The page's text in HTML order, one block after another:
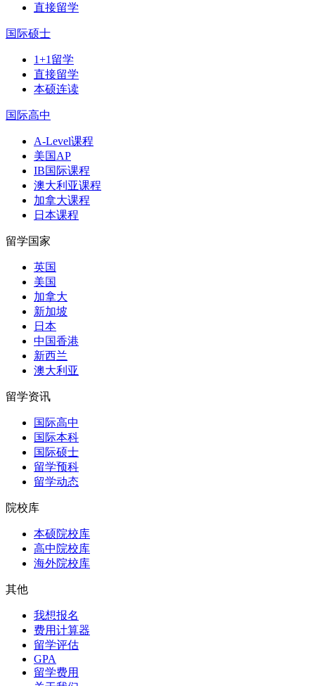
直接留学
国际硕士
1+1留学
直接留学
本硕连读
国际高中
A-Level课程
美国AP
IB国际课程
澳大利亚课程
加拿大课程
日本课程
留学国家
英国
美国
加拿大
新加坡
日本
中国香港
新西兰
澳大利亚
留学资讯
国际高中
国际本科
国际硕士
留学预科
留学动态
院校库
本硕院校库
高中院校库
海外院校库
其他
我想报名
费用计算器
留学评估
GPA
留学费用